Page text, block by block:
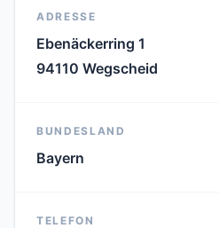
ADRESSE
Ebenäckerring 1
94110 Wegscheid
BUNDESLAND
Bayern
TELEFON